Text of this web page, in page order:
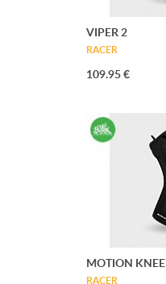
VIPER 2
RACER
109.95 €
MOTION KNEE
RACER